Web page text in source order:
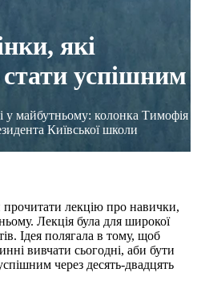
які
успішним
у майбутньому: колонка Тимофія
Київської школи
лекцію про навички,
Лекція була для широкої
Ідея полягала в тому, щоб
вивчати сьогодні, аби бути
через десять-двадцять